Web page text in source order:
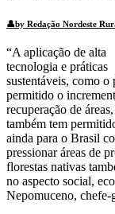
👤by Redação Nordeste
“A aplicação de alta
tecnologia e práticas
sustentáveis, como
permitido o
recuperação de
também tem
ainda para o Brasil
pressionar áreas de
florestas nativas
no aspecto social,
Nepomuceno, chefe-